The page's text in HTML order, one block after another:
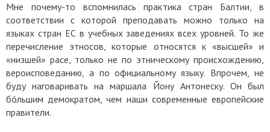
Мне почему-то вспомнилась практика стран Балтии, в
соответствии с которой преподавать можно только на
языках стран ЕС в учебных заведениях всех уровней. То же
перечисление этносов, которые относятся к «высшей» и
«низшей» расе, только не по этническому происхождению,
вероисповеданию, а по официальному языку. Впрочем, не
буду наговаривать на маршала Йону Антонеску. Он был
бóльшим демократом, чем наши современные европейские
правители.